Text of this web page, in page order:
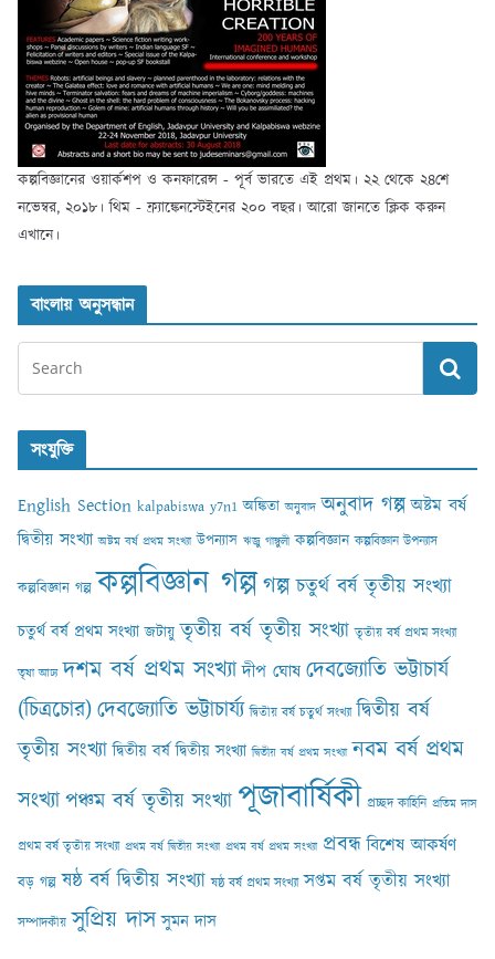
কল্পবিজ্ঞানের ওয়ার্কশপ ও কনফারেন্স - পূর্ব ভারতে এই প্রথম। ২২ থেকে ২৪শে
নভেম্বর, ২০১৮। থিম - ফ্র্যাঙ্কেনস্টেইনের ২০০ বছর। আরো জানতে ক্লিক করুন
এখানে।
বাংলায় অনুসন্ধান
সংযুক্তি
English Section kalpabiswa y7n1 অঙ্কিতা অনুবাদ অনুবাদ গল্প অষ্টম বর্ষ
দ্বিতীয় সংখ্যা অষ্টম বর্ষ প্রথম সংখ্যা উপন্যাস ঋজু গাঙ্গুলী কল্পবিজ্ঞান কল্পবিজ্ঞান উপন্যাস
কল্পবিজ্ঞান গল্প কল্পবিজ্ঞান গল্পগল্প চতুর্থ বর্ষ তৃতীয় সংখ্যা
চতুর্থ বর্ষ প্রথম সংখ্যা জটায়ু তৃতীয় বর্ষ তৃতীয় সংখ্যা তৃতীয় বর্ষ প্রথম সংখ্যা
তৃষা আঢ‍্য দশম বর্ষ প্রথম সংখ্যা দীপ ঘোষ দেবজ্যোতি ভট্টাচার্য
(চিত্রচোর)দেবজ্যোতি ভট্টাচার্য্য দ্বিতীয় বর্ষ চতুর্থ সংখ্যা দ্বিতীয় বর্ষ
তৃতীয় সংখ্যা দ্বিতীয় বর্ষ দ্বিতীয় সংখ্যা দ্বিতীয় বর্ষ প্রথম সংখ্যা নবম বর্ষ প্রথম
সংখ্যাপঞ্চম বর্ষ তৃতীয় সংখ্যা পূজাবার্ষিকী প্রচ্ছদ কাহিনি প্রতিম দাস
প্রথম বর্ষ তৃতীয় সংখ্যা প্রথম বর্ষ দ্বিতীয় সংখ্যা প্রথম বর্ষ প্রথম সংখ্যা প্রবন্ধ বিশেষ আকর্ষণ
বড় গল্প ষষ্ঠ বর্ষ দ্বিতীয় সংখ্যা ষষ্ঠ বর্ষ প্রথম সংখ্যা সপ্তম বর্ষ তৃতীয় সংখ্যা
সম্পাদকীয় সুপ্রিয় দাস সুমন দাস